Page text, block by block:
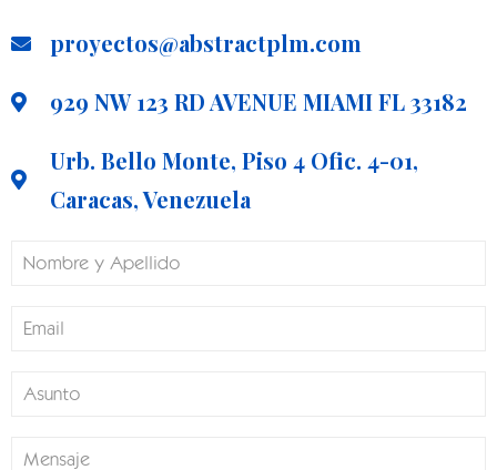
proyectos@abstractplm.com
929 NW 123 RD AVENUE MIAMI FL 33182
Urb. Bello Monte, Piso 4 Ofic. 4-01,
Caracas, Venezuela